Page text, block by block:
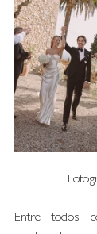
Entre todos